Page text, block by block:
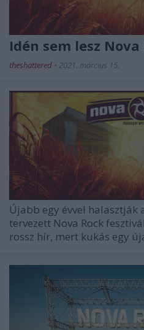
Idén sem lesz Nova
theshattered • 2021. március 15.
Újabb egy évvel halasztják
tervezett Nova Rock
rossz hír, mert kukás egy